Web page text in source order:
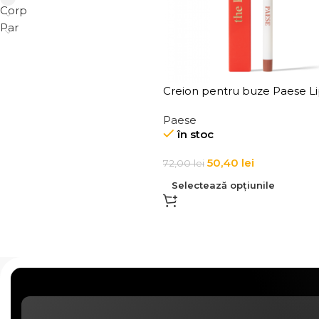
Corp
Par
Creion pentru buze Paese
Paese
în stoc
72,00lei 50,40 lei
Selectează opțiunile